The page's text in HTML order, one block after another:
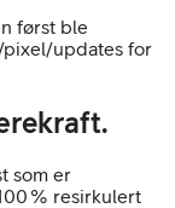
først ble
pixel/updates for
som er
% resirkulert